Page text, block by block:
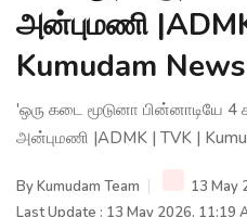
அன்புமணி
Kumudam News
'ஒரு கடை மூடுனா பின்னாடியே
அன்புமணி |ADMK | TVK |
ByKumudam Team
13 May
Last Update : 13 May 2026, 11:19